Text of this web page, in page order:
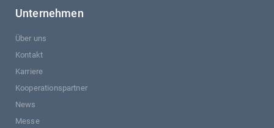
Unternehmen
Über uns
Kontakt
Karriere
Kooperationspartner
News
Messe